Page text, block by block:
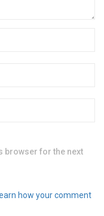
browser for the next
how your comment